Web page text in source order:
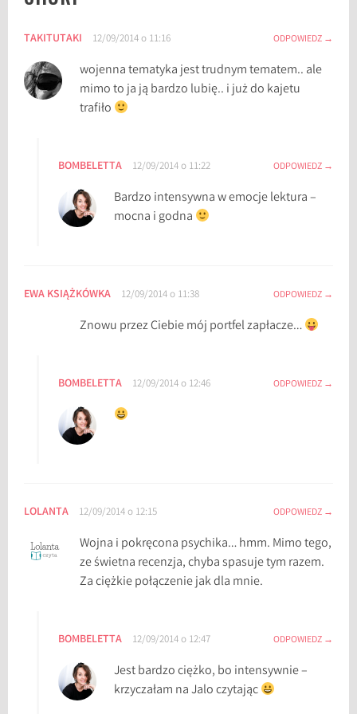
h
r
i
l
o
TAKITUTAKI 12/09/2014 o 11:16 ODPOWIEDZ
wojenna tematyka jest trudnym tematem.. ale
mimo to ja ją bardzo lubię.. i już do kajetu
trafiło
BOMBELETTA 12/09/2014 o 11:22 ODPOWIEDZ
Bardzo intensywna w emocje lektura –
mocna i godna
EWA KSIĄŻKÓWKA 12/09/2014 o 11:38 ODPOWIEDZ
Znowu przez Ciebie mój portfel zapłacze…
BOMBELETTA 12/09/2014 o 12:46 ODPOWIEDZ
LOLANTA 12/09/2014 o 12:15 ODPOWIEDZ
Wojna i pokręcona psychika… hmm. Mimo tego,
ze świetna recenzja, chyba spasuje tym razem.
Za ciężkie połączenie jak dla mnie.
BOMBELETTA 12/09/2014 o 12:47 ODPOWIEDZ
Jest bardzo ciężko, bo intensywnie –
krzyczałam na Jalo czytając